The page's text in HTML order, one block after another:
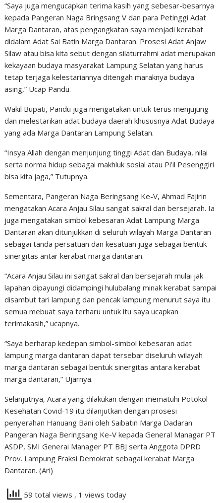
“Saya juga mengucapkan terima kasih yang sebesar-besarnya
kepada Pangeran Naga Bringsang V dan para Petinggi Adat
Marga Dantaran, atas pengangkatan saya menjadi kerabat
didalam Adat Sai Batin Marga Dantaran. Prosesi Adat Anjaw
Silaw atau bisa kita sebut dengan silaturrahmi adat merupakan
kekayaan budaya masyarakat Lampung Selatan yang harus
tetap terjaga kelestariannya ditengah maraknya budaya
asing,” Ucap Pandu.
Wakil Bupati, Pandu juga mengatakan untuk terus menjujung
dan melestarikan adat budaya daerah khususnya Adat Budaya
yang ada Marga Dantaran Lampung Selatan.
“Insya Allah dengan menjunjung tinggi Adat dan Budaya, nilai
serta norma hidup sebagai makhluk sosial atau Pi’il Pesenggiri
bisa kita jaga,” Tutupnya.
Sementara, Pangeran Naga Beringsang Ke-V, Ahmad Fajirin
mengatakan Acara Anjau Silau sangat sakral dan bersejarah. Ia
juga mengatakan simbol kebesaran Adat Lampung Marga
Dantaran akan ditunjukkan di seluruh wilayah Marga Dantaran
sebagai tanda persatuan dan kesatuan juga sebagai bentuk
sinergitas antar kerabat marga dantaran.
“Acara Anjau Silau ini sangat sakral dan bersejarah mulai jak
lapahan dipayungi didampingi hulubalang minak kerabat sampai
disambut tari lampung dan pencak lampung menurut saya itu
semua mebuat saya terharu untuk itu saya ucapkan
terimakasih,” ucapnya.
“Saya berharap kedepan simbol-simbol kebesaran adat
lampung marga dantaran dapat tersebar diseluruh wilayah
marga dantaran sebagai bentuk sinergitas antara kerabat
marga dantaran,” Ujarnya.
Selanjutnya, Acara yang dilakukan dengan mematuhi Potokol
Kesehatan Covid-19 itu dilanjutkan dengan prosesi
penyerahan Hanuang Bani oleh Saibatin Marga Dadaran
Pangeran Naga Beringsang Ke-V kepada General Managar PT
ASDP, SMI Generai Manager PT BBJ serta Anggota DPRD
Prov. Lampung Fraksi Demokrat sebagai kerabat Marga
Dantaran. (Ari)
59 total views , 1 views today